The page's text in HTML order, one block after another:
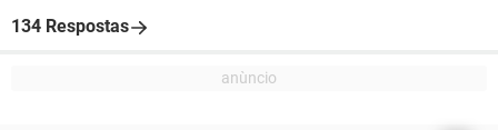
134 Respostas